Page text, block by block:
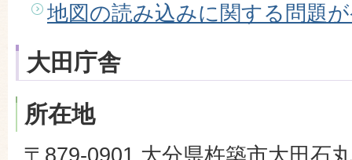
地図の読み込みに関する問題
大田庁舎
所在地
〒879-0901 大分県杵築市大田石